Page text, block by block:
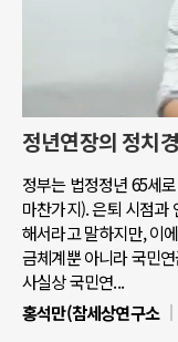
정년연장의 정치
정부는 법정정년 65세
마찬가지). 은퇴 시점과
해서라고 말하지만, 이
금체계뿐 아니라 국민
사실상 국민연...
홍석만(참세상연구소